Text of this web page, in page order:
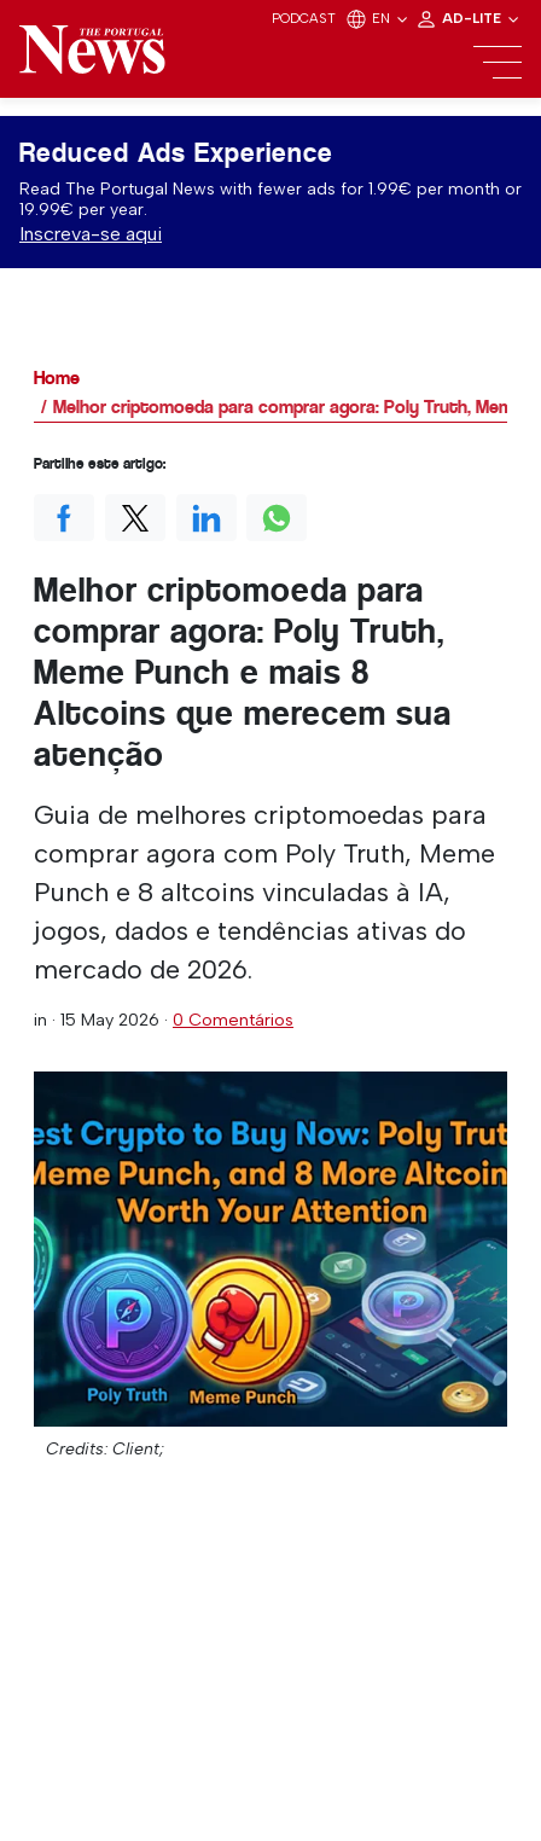
PODCAST EN AD-LITE
Reduced Ads Experience
Read The Portugal News with fewer ads for 1.99€ per month or
19.99€ per year.
Inscreva-se aqui
Home
Melhor criptomoeda para comprar agora: Poly Truth, Meme
Melhor criptomoeda para
comprar agora: Poly Truth,
Meme Punch e mais 8
Altcoins que merecem sua
atenção
Guia de melhores criptomoedas para
comprar agora com Poly Truth, Meme
Punch e 8 altcoins vinculadas à IA,
jogos, dados e tendências ativas do
mercado de 2026.
in · 15 May 2026 · 0 Comentários
Credits: Client;
Partilhe este artigo: